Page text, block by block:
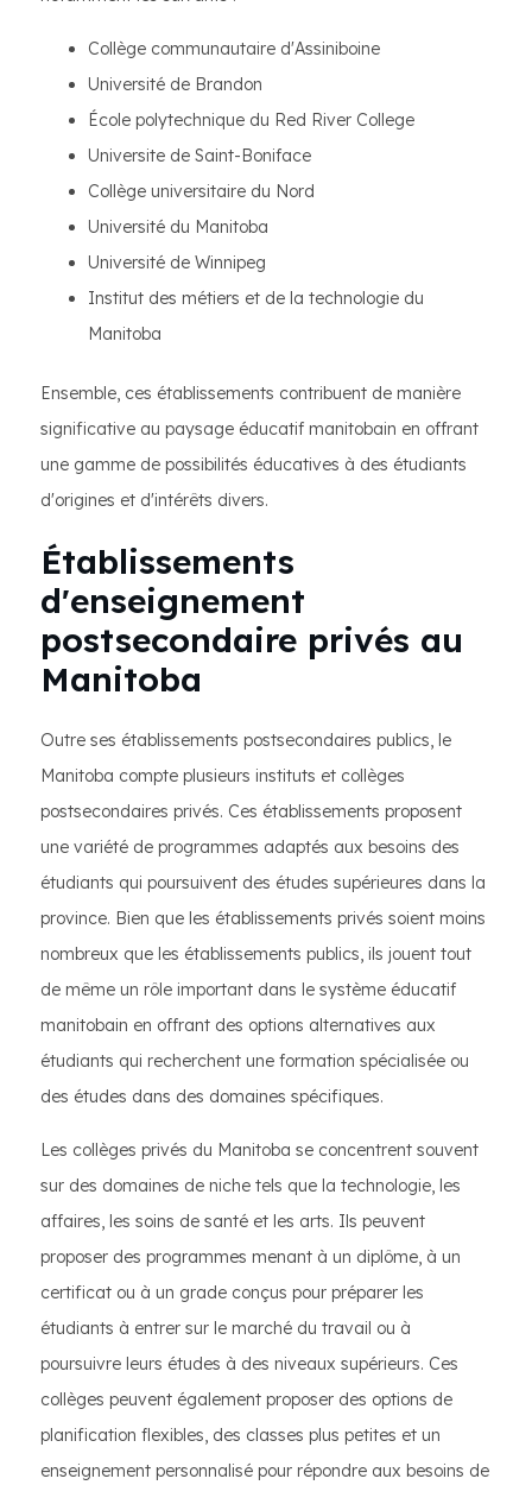
Collège communautaire d'Assiniboine
Université de Brandon
École polytechnique du Red River College
Universite de Saint-Boniface
Collège universitaire du Nord
Université du Manitoba
Université de Winnipeg
Institut des métiers et de la technologie du
Manitoba
Ensemble, ces établissements contribuent de manière
significative au paysage éducatif manitobain en offrant
une gamme de possibilités éducatives à des étudiants
d'origines et d'intérêts divers.
Établissements
d'enseignement
postsecondaire privés au
Manitoba
Outre ses établissements postsecondaires publics, le
Manitoba compte plusieurs instituts et collèges
postsecondaires privés. Ces établissements proposent
une variété de programmes adaptés aux besoins des
étudiants qui poursuivent des études supérieures dans la
province. Bien que les établissements privés soient moins
nombreux que les établissements publics, ils jouent tout
de même un rôle important dans le système éducatif
manitobain en offrant des options alternatives aux
étudiants qui recherchent une formation spécialisée ou
des études dans des domaines spécifiques.
Les collèges privés du Manitoba se concentrent souvent
sur des domaines de niche tels que la technologie, les
affaires, les soins de santé et les arts. Ils peuvent
proposer des programmes menant à un diplôme, à un
certificat ou à un grade conçus pour préparer les
étudiants à entrer sur le marché du travail ou à
poursuivre leurs études à des niveaux supérieurs. Ces
collèges peuvent également proposer des options de
planification flexibles, des classes plus petites et un
enseignement personnalisé pour répondre aux besoins de